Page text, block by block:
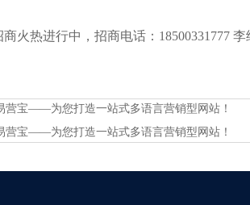
火热进行中，招商电话：18500331777 李
营宝——为您打造一站式多语言营销型网站！
营宝——为您打造一站式多语言营销型网站！